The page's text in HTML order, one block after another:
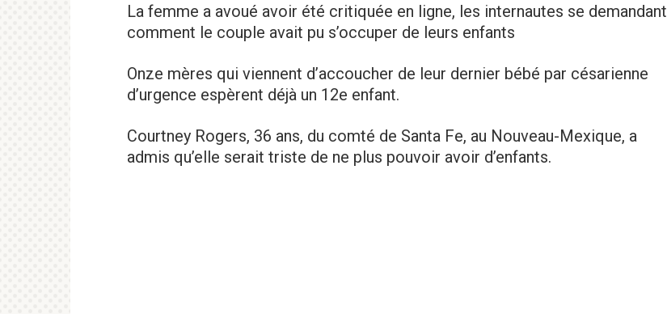
La femme a avoué avoir été critiquée en ligne, les internautes se demandant
comment le couple avait pu s’occuper de leurs enfants
Onze mères qui viennent d’accoucher de leur dernier bébé par césarienne
d’urgence espèrent déjà un 12e enfant.
Courtney Rogers, 36 ans, du comté de Santa Fe, au Nouveau-Mexique, a
admis qu’elle serait triste de ne plus pouvoir avoir d’enfants.